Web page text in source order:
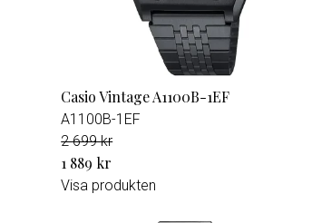
Casio Vintage A1100B-1EF
A1100B-1EF
2 699 kr
1 889 kr
Visa produkten